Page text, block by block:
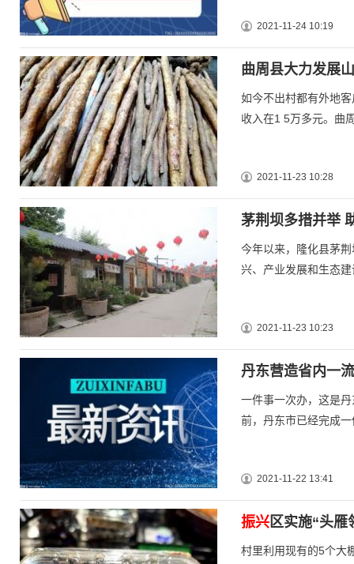
2021-11-24 10:19
曲周县大力发展
如今不出村都有外地
收入在1 5万多元。曲
2021-11-23 10:28
茅荆坝多措并举
今年以来，隆化县茅
兴、产业发展和生态
2021-11-23 10:23
丹东营造省内一
一件事一次办，这是
前，丹东市已经完成
2021-11-22 13:41
振兴区实施“头雁
村里利用现有的5个大